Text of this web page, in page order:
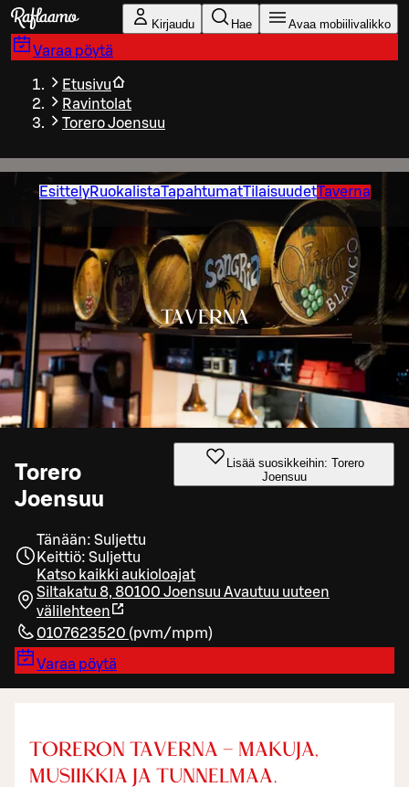
Siirry pääsisältöön
Kirjaudu Hae Avaa mobiilivalikko
Varaa pöytä
Etusivu
Ravintolat
Torero Joensuu
EsittelyRuokalistaTapahtumatTilaisuudetTaverna
TAVERNA
Torero
Joensuu
Lisää suosikkeihin: Torero
Joensuu
Tänään: Suljettu
Keittiö: Suljettu
Katso kaikki aukioloajat
Siltakatu 8, 80100 Joensuu Avautuu uuteen
välilehteen
0107623520 (pvm/mpm)
Varaa pöytä
TORERON TAVERNA – MAKUJA,
MUSIIKKIA JA TUNNELMAA.